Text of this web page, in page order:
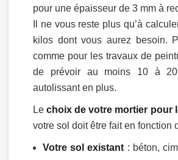
pour une épaisseur de 3 mm à
Il ne vous reste plus qu’à
kilos dont vous aurez besoin.
comme pour les travaux de
de prévoir au moins 10 à
autolissant en plus.
Lechoix de votre mortier pour
votre sol doit être fait en fonction
Votre sol existant : béton,